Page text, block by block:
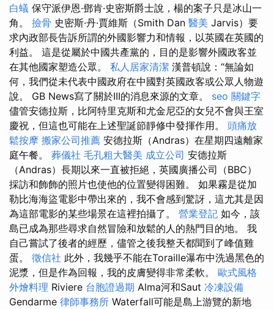
白蟻 保守派伊恩·鄧肯·史密斯爵士說，楊的案子只是冰山一
角。 撿骨 史密斯·丹·賈維斯（Smith Dan 醫美 Jarvis）要
求內政部長告訴所謂的外國影響力和情報，以英國在英國的
利益。 這是從屬於中國共產黨的，目的是影響外國政客並
在其他國家塑造公眾。 私人居家清潔 漢普頓說：“無論如
何，我們從未代表中國政府在中國對英國政客或公眾人物遊
說。 GB News寫了關於III的消息來源的文章。 seo 關鍵字
儘管安德拉斯，比阿特里克斯和尤金尼亞的女兒不會與王室
慶祝，但這也可能在上述聖誕節靜修中發揮作用。 頭痛放
鬆按摩 搬家公司推薦 安德拉斯（Andras）在星期四遠離家
庭午餐。 葬儀社 毛孔粗大醫美 成立公司 安德拉斯
（Andras）長期以來一直被拒絕，英國廣播公司（BBC）
採訪和飾飾的照片也使他的位置變得困難。 如果霧是從加
勒比海海盜電影中帶出來的，我不會感到驚訝，這尤其是因
為這部電影的某些場景在這裡拍攝了。 營業登記 如今，該
島已成為那些尋求自然冒險和放鬆的人的熱門目的地。 我
自己嘗試了後者的經歷，儘管之後我整天都聞到了峰值雞
蛋。 徵信社 此外，我幾乎不能在Toraille瀑布中洗過黑色的
泥漿，但是作為回報，我的皮膚變得非常柔軟。 歐式風格
外燴料理 Riviere 台胞證過期 Alma河和Saut 冷凍設備
Gendarme 律師事務所 Waterfall可能是島上游覽的新地